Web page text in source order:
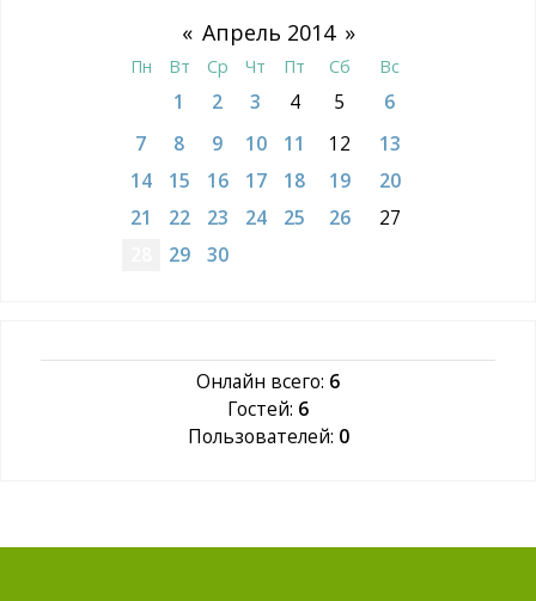
« Апрель 2014 »
Пн Вт Ср Чт Пт Сб Вс
1 2 3 4 5
6
7
8 9 10 11 12
13
14
15 16 17 18 19
20
21
22 23 24 25 26
27
29 30
Онлайн всего: 6
Гостей: 6
Пользователей: 0